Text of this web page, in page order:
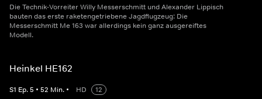
Die Technik-Vorreiter Willy Messerschmitt und Alexander Lippisch
bauten das erste raketengetriebene Jagdflugzeug: Die
Messerschmitt Me 163 war allerdings kein ganz ausgereiftes
Modell.
Heinkel HE162
S1 Ep.5 • 52 Min. • HD
12